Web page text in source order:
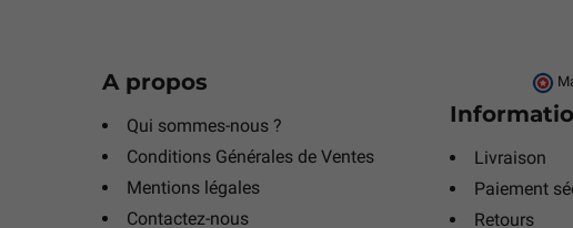
A propos
Qui sommes-nous ?
Conditions Générales de Ventes
Mentions légales
Contactez-nous
Livraison
Paiement
Retours